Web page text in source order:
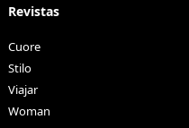
Revistas
Cuore
Stilo
Viajar
Woman